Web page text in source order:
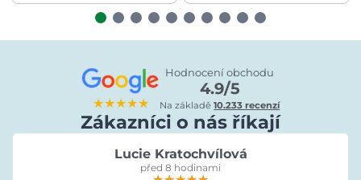
★★★★★
Hodnocení obchodu
4.9/5
Na základě10.233 recenzí
Zákazníci o nás říkají
Lucie Kratochvílová
před 8 hodinami